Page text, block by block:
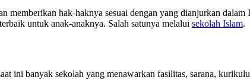
memberikan hak-haknya sesuai dengan yang dianjurkan dalam
untuk anak-anaknya. Salah satunya melalui sekolah Islam.
ini banyak sekolah yang menawarkan fasilitas, sarana,